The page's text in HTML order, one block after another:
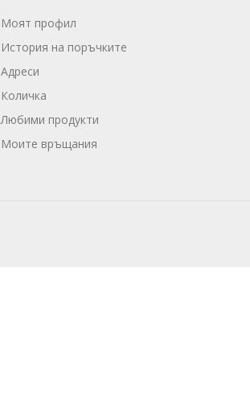
Моят профил
История на поръчките
Адреси
Количка
Любими продукти
Моите връщания